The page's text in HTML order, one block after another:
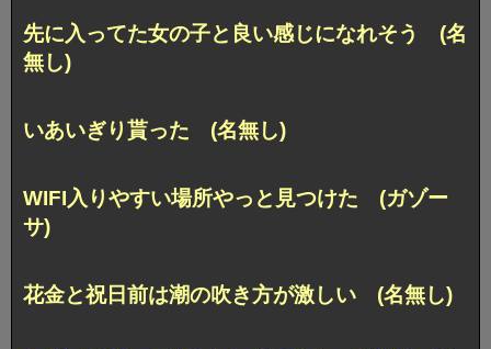
先に入ってた女の子と良い感じになれそう (名
無し)
いあいぎり貰った (名無し)
WIFI入りやすい場所やっと見つけた (ガゾー
サ)
花金と祝日前は潮の吹き方が激しい (名無し)